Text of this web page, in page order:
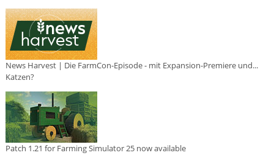
News Harvest | Die FarmCon-Episode - mit Expansion-Premiere und...
Katzen?
Patch 1.21 for Farming Simulator 25 now available